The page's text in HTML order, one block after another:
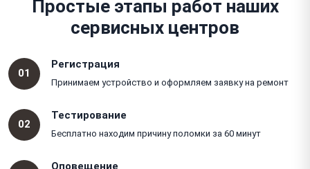
Простые этапы работ наших
сервисных центров
01
Регистрация
Принимаем устройство и оформляем заявку на ремонт
02
Тестирование
Бесплатно находим причину поломки за 60 минут
Оповещение